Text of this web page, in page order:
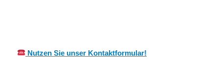
Nutzen Sie unser Kontaktformular!